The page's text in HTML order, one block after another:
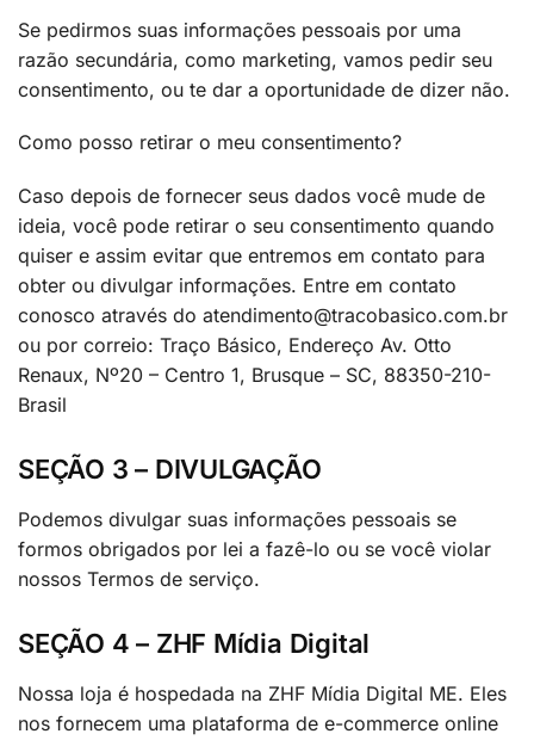
Se pedirmos suas informações pessoais por uma
razão secundária, como marketing, vamos pedir seu
consentimento, ou te dar a oportunidade de dizer não.
Como posso retirar o meu consentimento?
Caso depois de fornecer seus dados você mude de
ideia, você pode retirar o seu consentimento quando
quiser e assim evitar que entremos em contato para
obter ou divulgar informações. Entre em contato
conosco através do atendimento@tracobasico.com.br
ou por correio: Traço Básico, Endereço Av. Otto
Renaux, Nº20 – Centro 1, Brusque – SC, 88350-210-
Brasil
SEÇÃO 3 – DIVULGAÇÃO
Podemos divulgar suas informações pessoais se
formos obrigados por lei a fazê-lo ou se você violar
nossos Termos de serviço.
SEÇÃO 4 – ZHF Mídia Digital
Nossa loja é hospedada na ZHF Mídia Digital ME. Eles
nos fornecem uma plataforma de e-commerce online